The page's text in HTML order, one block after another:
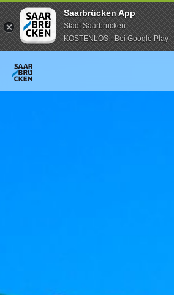
Saarbrücken App
Stadt Saarbrücken
KOSTENLOS - Bei Google Play